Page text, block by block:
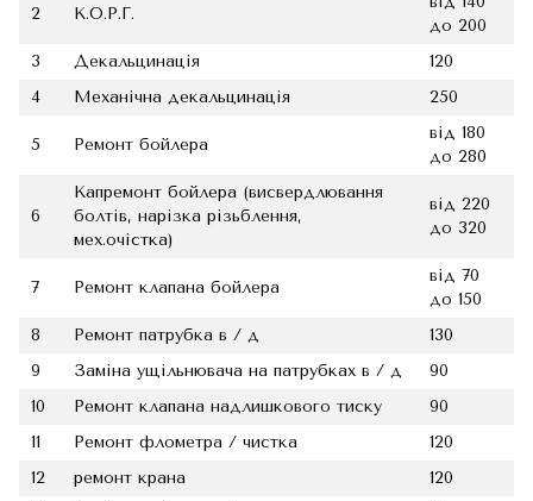
2 К.О.Р.Г.
до 200
3
Декальцинація
120
4
Механічна декальцинація 250
5 Ремонт бойлера
від 180
до 280
6
Капремонт бойлера (висвердлювання
болтів, нарізка різьблення,
мех.очістка)
від 220
до 320
7 Ремонт клапана бойлера
від 70
до 150
8
Ремонт патрубка в / д
130
9
Заміна ущільнювача на патрубках в / д
90
10
Ремонт клапана надлишкового тиску
90
11
Ремонт флометра / чистка
120
12
ремонт крана
120